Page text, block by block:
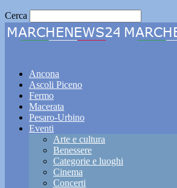
Cerca
Ancona
Ascoli Piceno
Fermo
Macerata
Pesaro-Urbino
Eventi
Arte e cultura
Benessere
Categorie e luoghi
Cinema
Concerti